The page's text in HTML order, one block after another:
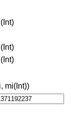
mi(Int))